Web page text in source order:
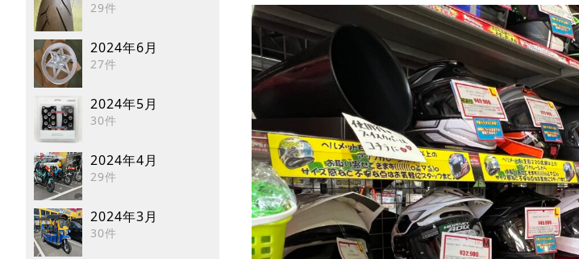
29件
2024年6月
27件
2024年5月
30件
2024年4月
29件
2024年3月
30件